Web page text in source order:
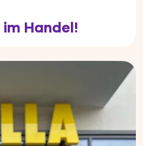
Handel!